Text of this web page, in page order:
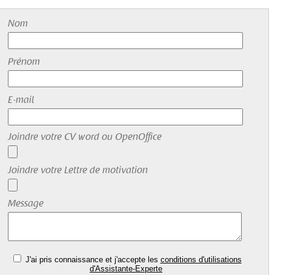
Nom
Prénom
E-mail
Joindre votre CV word ou OpenOffice
Joindre votre Lettre de motivation
Message
J'ai pris connaissance et j'accepte les conditions d'utilisations
d'Assistante-Experte